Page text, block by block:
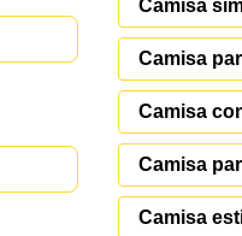
Camisa
Camisa
Camisa
Camisa
Camisa